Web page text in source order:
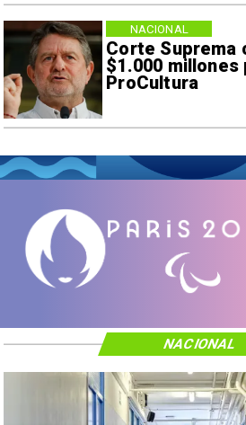
Corte Suprema
$1.000 millones
ProCultura
NACIONAL
NACIONAL